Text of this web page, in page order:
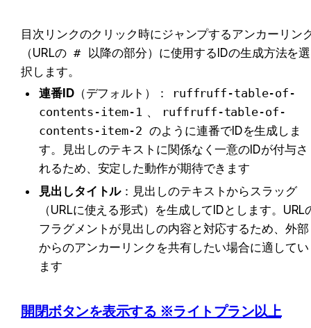
目次リンクのクリック時にジャンプするアンカーリン
（URLの # 以降の部分）に使用するIDの生成方法を選
択します。
連番ID（デフォルト）：
ruffruff-table-of-
contents-item-1 、
ruffruff-table-of-
contents-item-2 のように連番でIDを生成しま
す。見出しのテキストに関係なく一意のIDが付与さ
れるため、安定した動作が期待できます
見出しタイトル：見出しのテキストからスラッグ
（URLに使える形式）を生成してIDとします。URL
フラグメントが見出しの内容と対応するため、外部
からのアンカーリンクを共有したい場合に適してい
ます
開閉ボタンを表示する ※ライトプラン以上